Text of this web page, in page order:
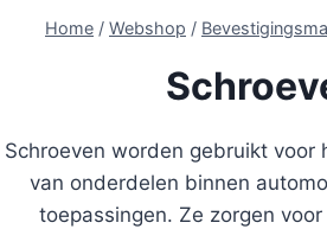
Home / Webshop /
Schroeven worden gebruikt voor
van onderdelen binnen
toepassingen. Ze zorgen